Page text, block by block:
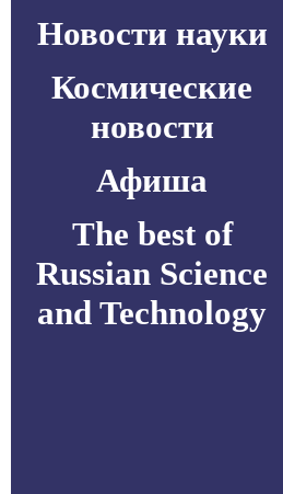
Новости науки
Космические
новости
Афиша
The best of
Russian Science
and Technology